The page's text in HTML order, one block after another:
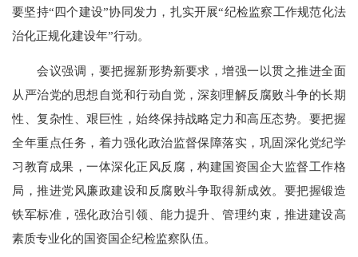
要坚持“四个建设”协同发力，扎实开展“纪检监察工作规范化法
治化正规化建设年”行动。
会议强调， 要把握新形势新要求，增强一以贯之推进全面
从严治党的思想自觉和行动自觉，深刻理解反腐败斗争的长期
性、复杂性、艰巨性，始终保持战略定力和高压态势。要把握
全年重点任务，着力强化政治监督保障落实，巩固深化党纪学
习教育成果，一体深化正风反腐，构建国资国企大监督工作格
局，推进党风廉政建设和反腐败斗争取得新成效。要把握锻造
铁军标准，强化政治引领、能力提升、管理约束，推进建设高
素质专业化的国资国企纪检监察队伍。